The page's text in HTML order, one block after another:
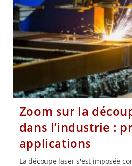
Zoom sur la
dans l’industrie :
applications
La découpe laser s'est imposée